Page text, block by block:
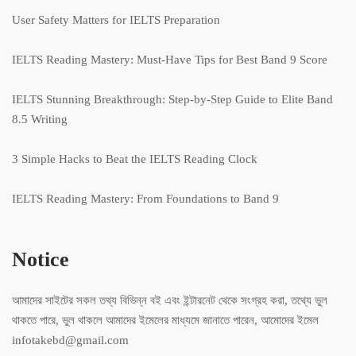
User Safety Matters for IELTS Preparation
IELTS Reading Mastery: Must-Have Tips for Best Band 9 Score
IELTS Stunning Breakthrough: Step-by-Step Guide to Elite Band
8.5 Writing
3 Simple Hacks to Beat the IELTS Reading Clock
IELTS Reading Mastery: From Foundations to Band 9
Notice
আমাদের সাইটের সকল তথ্য বিভিন্ন বই এবং ইন্টারনেট থেকে সংগ্রহ করা, তথ্যে ভুল
থাকতে পারে, ভুল থাকলে আমাদের ইমেলের মাধ্যমে জানাতে পারেন, আমোদের ইমেল
infotakebd@gmail.com